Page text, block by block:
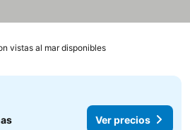
vistas al mar disponibles
Ver precios